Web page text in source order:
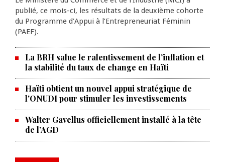
publié, ce mois-ci, les résultats de la deuxième cohorte
du Programme d’Appui à l’Entrepreneuriat Féminin
(PAEF).
La BRH salue le ralentissement de l’inflation et
la stabilité du taux de change en Haïti
Haïti obtient un nouvel appui stratégique de
l'ONUDI pour stimuler les investissements
Walter Gavellus officiellement installé à la tête
de l’AGD